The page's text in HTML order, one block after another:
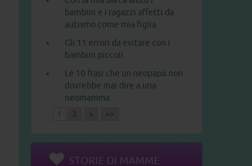
bambini e i ragazzi affetti da
autismo come mia figlia
Gli 11 errori da evitare con i
bambini piccoli
Le 10 frasi che un neopapà non
dovrebbe mai dire a una
neomamma
1 2 > >>
STORIE DI MAMME